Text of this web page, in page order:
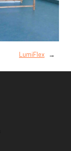
LumiFlex →